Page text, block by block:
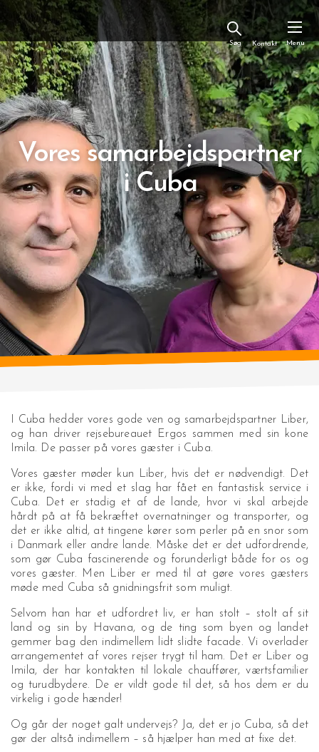
Kontakt
Vores samarbejdspartner
i Cuba
I Cuba hedder vores gode ven og samarbejdspartner Liber,
og han driver rejsebureauet Ergos sammen med sin kone
Imila. De passer på vores gæster i Cuba.
Vores gæster møder kun Liber, hvis det er nødvendigt. Det
er ikke, fordi vi med et slag har fået en fantastisk service i
Cuba. Det er stadig et af de lande, hvor vi skal arbejde
hårdt på at få bekræftet overnatninger og transporter, og
det er ikke altid, at tingene kører som perler på en snor som
i Danmark eller andre lande. Måske det er det udfordrende,
som gør Cuba fascinerende og forunderligt både for os og
vores gæster. Men Liber er med til at gøre vores gæsters
møde med Cuba så gnidningsfrit som muligt.
Selvom han har et udfordret liv, er han stolt – stolt af sit
land og sin by Havana, og de ting som byen og landet
gemmer bag den indimellem lidt slidte facade. Vi overlader
arrangementet af vores rejser trygt til ham. Det er Liber og
Imila, der har kontakten til lokale chauffører, værtsfamilier
og turudbydere. De er vildt gode til det, så hos dem er du
virkelig i gode hænder!
Og går der noget galt undervejs? Ja, det er jo Cuba, så det
gør der altså indimellem – så hjælper han med at fixe det.